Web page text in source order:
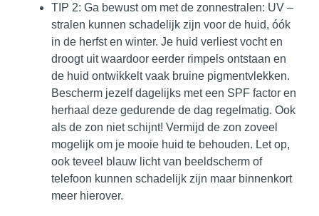
TIP 2: Ga bewust om met de zonnestralen: UV –
stralen kunnen schadelijk zijn voor de huid, óók
in de herfst en winter. Je huid verliest vocht en
droogt uit waardoor eerder rimpels ontstaan en
de huid ontwikkelt vaak bruine pigmentvlekken.
Bescherm jezelf dagelijks met een SPF factor en
herhaal deze gedurende de dag regelmatig. Ook
als de zon niet schijnt! Vermijd de zon zoveel
mogelijk om je mooie huid te behouden. Let op,
ook teveel blauw licht van beeldscherm of
telefoon kunnen schadelijk zijn maar binnenkort
meer hierover.